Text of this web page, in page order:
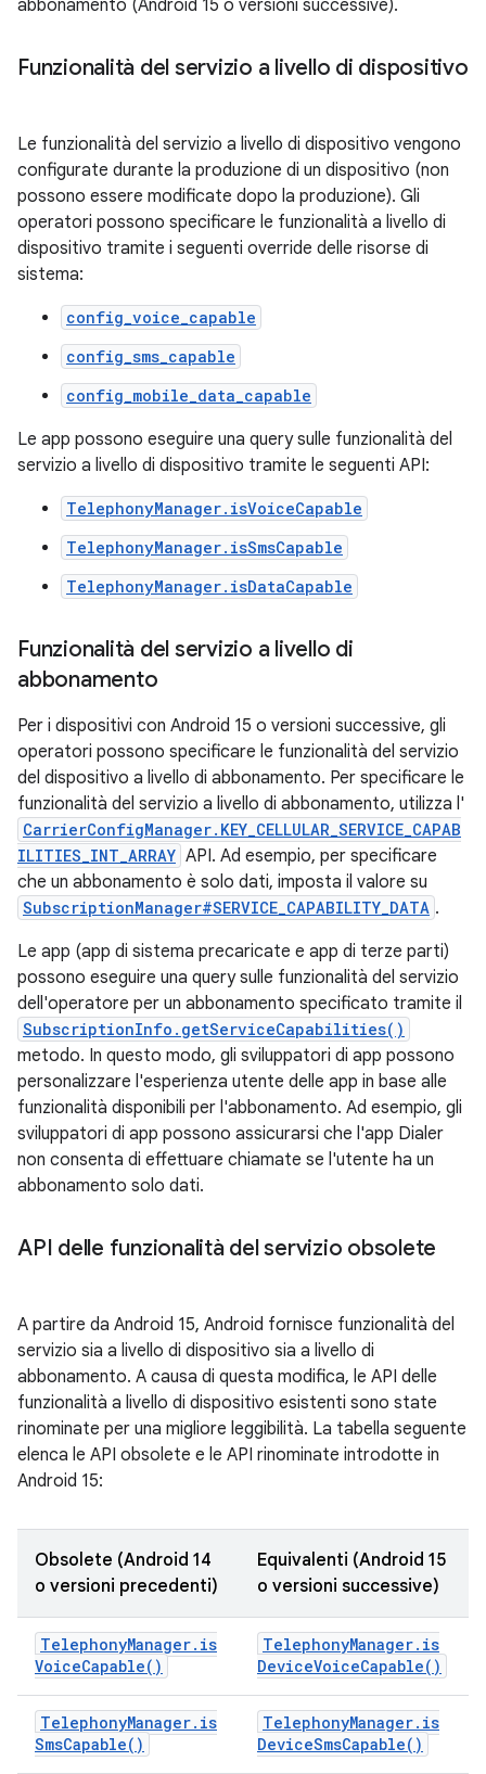
abbonamento (Android 15 o versioni successive).
Funzionalità del servizio a livello di dispositivo
Le funzionalità del servizio a livello di dispositivo vengono
configurate durante la produzione di un dispositivo (non
possono essere modificate dopo la produzione). Gli
operatori possono specificare le funzionalità a livello di
dispositivo tramite i seguenti override delle risorse di
sistema:
config_voice_capable
config_sms_capable
config_mobile_data_capable
Le app possono eseguire una query sulle funzionalità del
servizio a livello di dispositivo tramite le seguenti API:
TelephonyManager.isVoiceCapable
TelephonyManager.isSmsCapable
TelephonyManager.isDataCapable
Funzionalità del servizio a livello di
abbonamento
Per i dispositivi con Android 15 o versioni successive, gli
operatori possono specificare le funzionalità del servizio
del dispositivo a livello di abbonamento. Per specificare le
funzionalità del servizio a livello di abbonamento, utilizza l'
CarrierConfigManager.KEY_CELLULAR_SERVICE_CAPAB
ILITIES_INT_ARRAY API. Ad esempio, per specificare
che un abbonamento è solo dati, imposta il valore su
SubscriptionManager#SERVICE_CAPABILITY_DATA .
Le app (app di sistema precaricate e app di terze parti)
possono eseguire una query sulle funzionalità del servizio
dell'operatore per un abbonamento specificato tramite il
SubscriptionInfo.getServiceCapabilities()
metodo. In questo modo, gli sviluppatori di app possono
personalizzare l'esperienza utente delle app in base alle
funzionalità disponibili per l'abbonamento. Ad esempio, gli
sviluppatori di app possono assicurarsi che l'app Dialer
non consenta di effettuare chiamate se l'utente ha un
abbonamento solo dati.
API delle funzionalità del servizio obsolete
A partire da Android 15, Android fornisce funzionalità del
servizio sia a livello di dispositivo sia a livello di
abbonamento. A causa di questa modifica, le API delle
funzionalità a livello di dispositivo esistenti sono state
rinominate per una migliore leggibilità. La tabella seguente
elenca le API obsolete e le API rinominate introdotte in
Android 15:
Obsolete (Android 14
o versioni precedenti)
Equivalenti (Android 15
o versioni successive)
TelephonyManager. is
VoiceCapable( )
TelephonyManager. is
DeviceVoiceCapable( )
TelephonyManager. is
SmsCapable( )
TelephonyManager. is
DeviceSmsCapable( )